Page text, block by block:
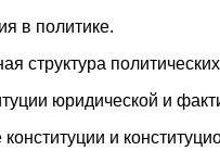
в политике.
структура
юридической и
и